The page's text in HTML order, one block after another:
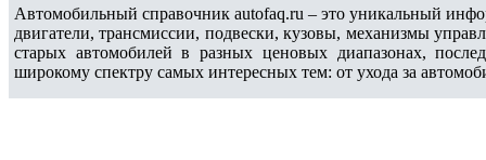
Автомобильный справочник autofaq.ru – это уникальный
двигатели, трансмиссии, подвески, кузовы, механизмы
старых автомобилей в разных ценовых диапазонах,
широкому спектру самых интересных тем: от ухода за